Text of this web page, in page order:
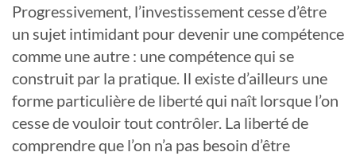
Progressivement, l’investissement cesse d’être
un sujet intimidant pour devenir une compétence
comme une autre : une compétence qui se
construit par la pratique. Il existe d’ailleurs une
forme particulière de liberté qui naît lorsque l’on
cesse de vouloir tout contrôler. La liberté de
comprendre que l’on n’a pas besoin d’être